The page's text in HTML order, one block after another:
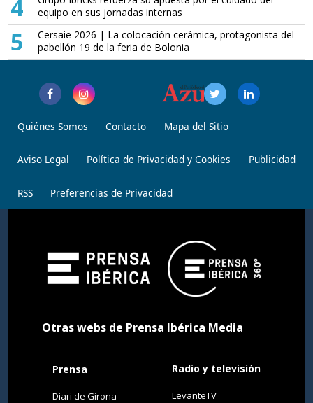
4
equipo en sus jornadas internas
5
Cersaie 2026 | La colocación cerámica, protagonista del
pabellón 19 de la feria de Bolonia
Quiénes Somos Contacto Mapa del Sitio
Aviso Legal Política de Privacidad y Cookies Publicidad
RSS Preferencias de Privacidad
Otras webs de Prensa Ibérica Media
Prensa
Diari de Girona
Radio y televisión
LevanteTV